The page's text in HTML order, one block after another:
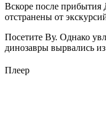
Вскоре после прибытия
отстранены от
Посетите Ву. Однако
динозавры вырвались
Плеер